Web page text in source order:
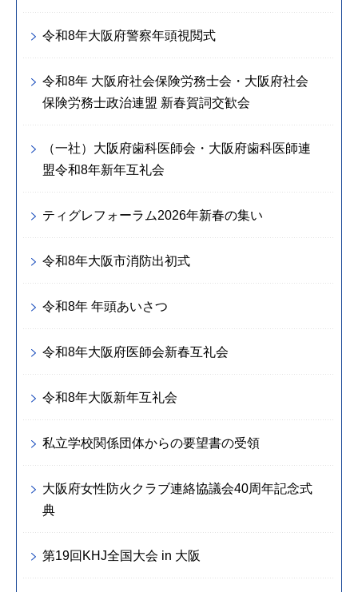
令和8年大阪府警察年頭視閲式
令和8年 大阪府社会保険労務士会・大阪府社会
保険労務士政治連盟 新春賀詞交歓会
（一社）大阪府歯科医師会・大阪府歯科医師連
盟令和8年新年互礼会
ティグレフォーラム2026年新春の集い
令和8年大阪市消防出初式
令和8年 年頭あいさつ
令和8年大阪府医師会新春互礼会
令和8年大阪新年互礼会
私立学校関係団体からの要望書の受領
大阪府女性防火クラブ連絡協議会40周年記念式
典
第19回KHJ全国大会 in 大阪